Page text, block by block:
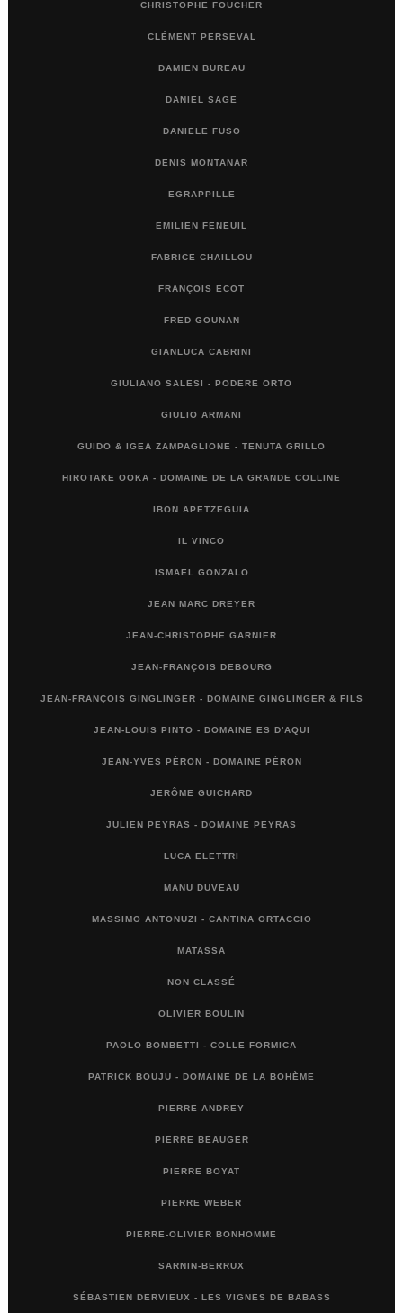
CHRISTOPHE FOUCHER
CLÉMENT PERSEVAL
DAMIEN BUREAU
DANIEL SAGE
DANIELE FUSO
DENIS MONTANAR
EGRAPPILLE
EMILIEN FENEUIL
FABRICE CHAILLOU
FRANÇOIS ECOT
FRED GOUNAN
GIANLUCA CABRINI
GIULIANO SALESI - PODERE ORTO
GIULIO ARMANI
GUIDO & IGEA ZAMPAGLIONE - TENUTA GRILLO
HIROTAKE OOKA - DOMAINE DE LA GRANDE COLLINE
IBON APETZEGUIA
IL VINCO
ISMAEL GONZALO
JEAN MARC DREYER
JEAN-CHRISTOPHE GARNIER
JEAN-FRANÇOIS DEBOURG
JEAN-FRANÇOIS GINGLINGER - DOMAINE GINGLINGER & FILS
JEAN-LOUIS PINTO - DOMAINE ES D'AQUI
JEAN-YVES PÉRON - DOMAINE PÉRON
JERÔME GUICHARD
JULIEN PEYRAS - DOMAINE PEYRAS
LUCA ELETTRI
MANU DUVEAU
MASSIMO ANTONUZI - CANTINA ORTACCIO
MATASSA
NON CLASSÉ
OLIVIER BOULIN
PAOLO BOMBETTI - COLLE FORMICA
PATRICK BOUJU - DOMAINE DE LA BOHÈME
PIERRE ANDREY
PIERRE BEAUGER
PIERRE BOYAT
PIERRE WEBER
PIERRE-OLIVIER BONHOMME
SARNIN-BERRUX
SÉBASTIEN DERVIEUX - LES VIGNES DE BABASS